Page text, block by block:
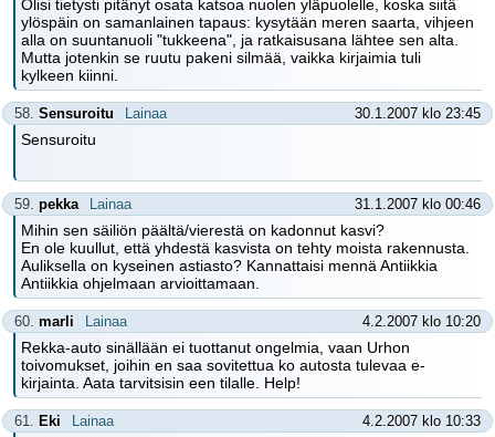
Olisi tietysti pitänyt osata katsoa nuolen yläpuolelle, koska siitä
ylöspäin on samanlainen tapaus: kysytään meren saarta, vihjeen
alla on suuntanuoli "tukkeena", ja ratkaisusana lähtee sen alta.
Mutta jotenkin se ruutu pakeni silmää, vaikka kirjaimia tuli
kylkeen kiinni.
58. Sensuroitu Lainaa 30.1.2007 klo 23:45
Sensuroitu
59. pekka Lainaa 31.1.2007 klo 00:46
Mihin sen säiliön päältä/vierestä on kadonnut kasvi?
En ole kuullut, että yhdestä kasvista on tehty moista rakennusta.
Auliksella on kyseinen astiasto? Kannattaisi mennä Antiikkia
Antiikkia ohjelmaan arvioittamaan.
60. marli Lainaa 4.2.2007 klo 10:20
Rekka-auto sinällään ei tuottanut ongelmia, vaan Urhon
toivomukset, joihin en saa sovitettua ko autosta tulevaa e-
kirjainta. Aata tarvitsisin een tilalle. Help!
61. Eki Lainaa 4.2.2007 klo 10:33